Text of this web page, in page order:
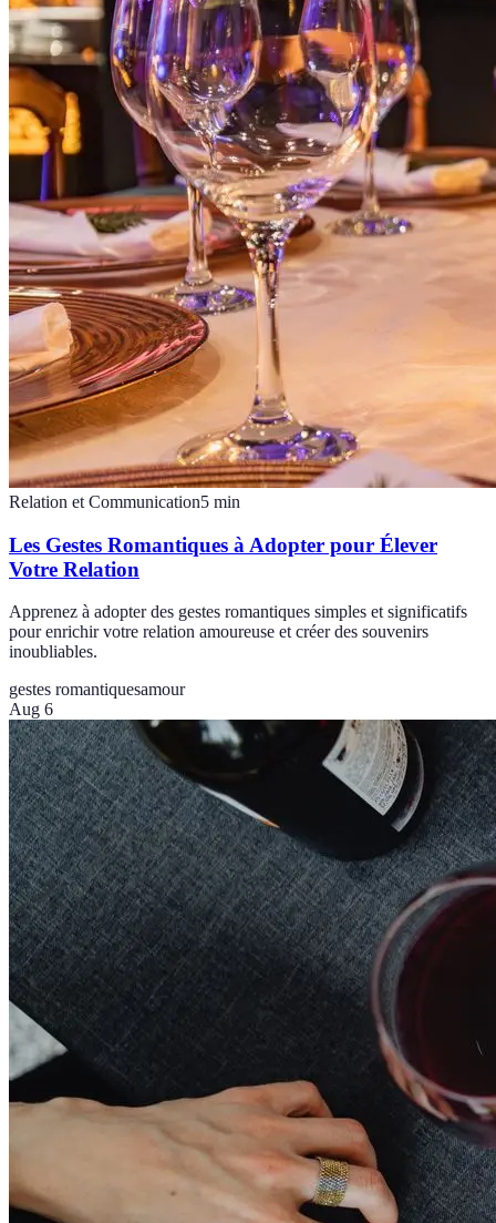
Relation et Communication5 min
Les Gestes Romantiques à Adopter pour Élever
Votre Relation
Apprenez à adopter des gestes romantiques simples et significatifs
pour enrichir votre relation amoureuse et créer des souvenirs
inoubliables.
gestes romantiquesamour
Aug 6